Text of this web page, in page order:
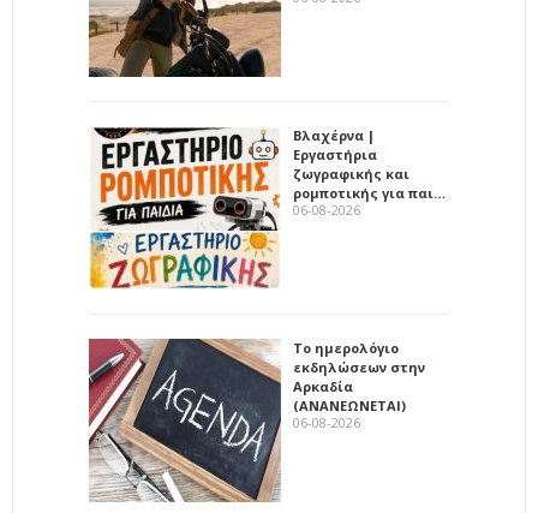
Βλαχέρνα |
Εργαστήρια
ζωγραφικής και
ρομποτικής για παι…
06-08-2026
Το ημερολόγιο
εκδηλώσεων στην
Αρκαδία
(ΑΝΑΝΕΩΝΕΤΑΙ)
06-08-2026